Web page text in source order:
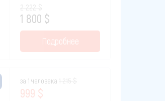
1 800 $
Подробнее
за 1 человека
999 $